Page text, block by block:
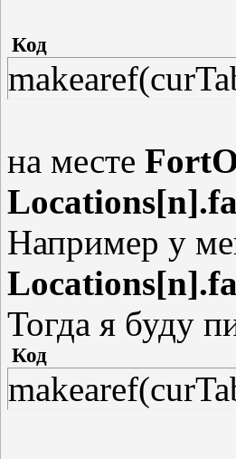
Код
на месте
Например у
Тогда я буду
Код